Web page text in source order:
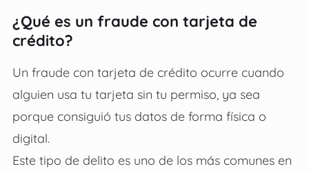
¿Qué es un fraude con tarjeta de
crédito?
Un fraude con tarjeta de crédito ocurre cuando
alguien usa tu tarjeta sin tu permiso, ya sea
porque consiguió tus datos de forma física o
digital.
Este tipo de delito es uno de los más comunes en